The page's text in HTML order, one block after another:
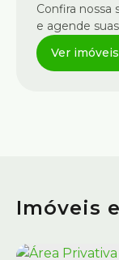
Confira nossa
e agende
Imóveis